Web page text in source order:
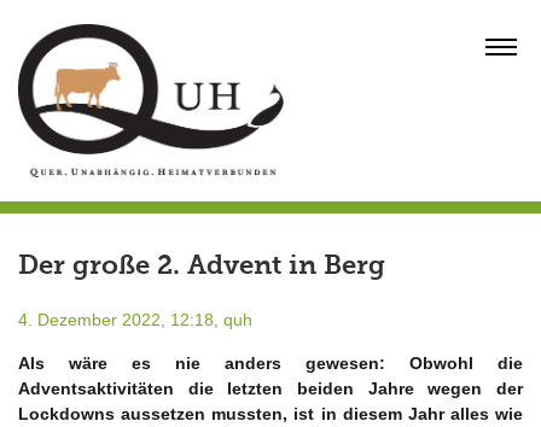
content
Der große 2. Advent in Berg
4. Dezember 2022, 12:18, quh
Als wäre es nie anders gewesen: Obwohl die
Adventsaktivitäten die letzten beiden Jahre wegen der
Lockdowns aussetzen mussten, ist in diesem Jahr alles wie